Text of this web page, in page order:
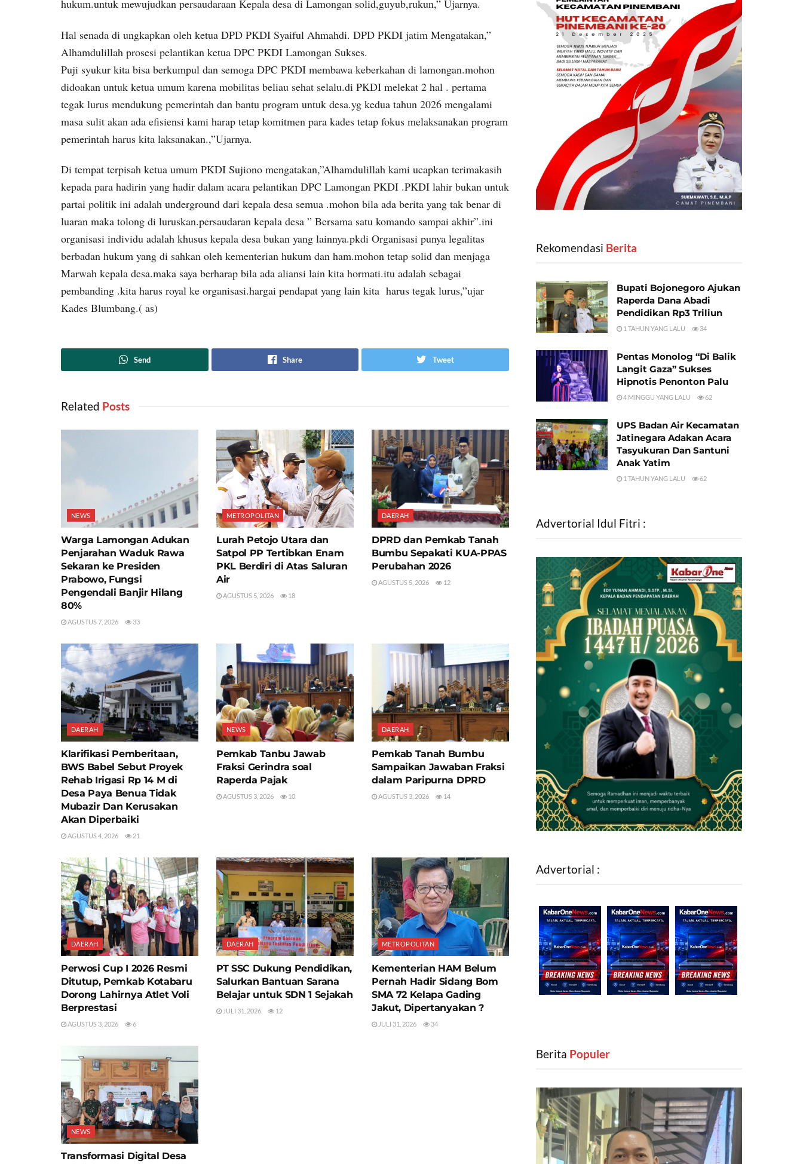
hukum.untuk mewujudkan persaudaraan Kepala desa di Lamongan solid,guyub,rukun,” Ujarnya.
Hal senada di ungkapkan oleh ketua DPD PKDI Syaiful Ahmahdi. DPD PKDI jatim Mengatakan,”
Alhamdulillah prosesi pelantikan ketua DPC PKDI Lamongan Sukses.
Puji syukur kita bisa berkumpul dan semoga DPC PKDI membawa keberkahan di lamongan.mohon
didoakan untuk ketua umum karena mobilitas beliau sehat selalu.di PKDI melekat 2 hal . pertama
tegak lurus mendukung pemerintah dan bantu program untuk desa.yg kedua tahun 2026 mengalami
masa sulit akan ada efisiensi kami harap tetap komitmen para kades tetap fokus melaksanakan program
pemerintah harus kita laksanakan.,”Ujarnya.
Di tempat terpisah ketua umum PKDI Sujiono mengatakan,”Alhamdulillah kami ucapkan terimakasih
kepada para hadirin yang hadir dalam acara pelantikan DPC Lamongan PKDI .PKDI lahir bukan untuk
partai politik ini adalah underground dari kepala desa semua .mohon bila ada berita yang tak benar di
luaran maka tolong di luruskan.persaudaran kepala desa ” Bersama satu komando sampai akhir”.ini
organisasi individu adalah khusus kepala desa bukan yang lainnya.pkdi Organisasi punya legalitas
berbadan hukum yang di sahkan oleh kementerian hukum dan ham.mohon tetap solid dan menjaga
Marwah kepala desa.maka saya berharap bila ada aliansi lain kita hormati.itu adalah sebagai
pembanding .kita harus royal ke organisasi.hargai pendapat yang lain kita harus tegak lurus,”ujar
Kades Blumbang.( as)
Send Share Tweet
Related ‎ Posts
NEWS
Warga Lamongan Adukan
Penjarahan Waduk Rawa
Sekaran ke Presiden
Prabowo, Fungsi
Pengendali Banjir Hilang
80%
AGUSTUS 7, 2026 33
METROPOLITAN
Lurah Petojo Utara dan
Satpol PP Tertibkan Enam
PKL Berdiri di Atas Saluran
Air
AGUSTUS 5, 2026 18
DAERAH
DPRD dan Pemkab Tanah
Bumbu Sepakati KUA-PPAS
Perubahan 2026
AGUSTUS 5, 2026 12
DAERAH
Klarifikasi Pemberitaan,
BWS Babel Sebut Proyek
Rehab Irigasi Rp 14 M di
Desa Paya Benua Tidak
Mubazir Dan Kerusakan
Akan Diperbaiki
AGUSTUS 4, 2026 21
NEWS
Pemkab Tanbu Jawab
Fraksi Gerindra soal
Raperda Pajak
AGUSTUS 3, 2026 10
DAERAH
Pemkab Tanah Bumbu
Sampaikan Jawaban Fraksi
dalam Paripurna DPRD
AGUSTUS 3, 2026 14
DAERAH
Perwosi Cup I 2026 Resmi
Ditutup, Pemkab Kotabaru
Dorong Lahirnya Atlet Voli
Berprestasi
AGUSTUS 3, 2026 6
DAERAH
PT SSC Dukung Pendidikan,
Salurkan Bantuan Sarana
Belajar untuk SDN 1 Sejakah
JULI 31, 2026 12
METROPOLITAN
Kementerian HAM Belum
Pernah Hadir Sidang Bom
SMA 72 Kelapa Gading
Jakut, Dipertanyakan ?
JULI 31, 2026 34
NEWS
Transformasi Digital Desa
Rekomendasi ‎ Berita
Bupati Bojonegoro Ajukan
Raperda Dana Abadi
Pendidikan Rp3 Triliun
1 TAHUN YANG LALU 34
Pentas Monolog “Di Balik
Langit Gaza” Sukses
Hipnotis Penonton Palu
4 MINGGU YANG LALU 62
UPS Badan Air Kecamatan
Jatinegara Adakan Acara
Tasyukuran Dan Santuni
Anak Yatim
1 TAHUN YANG LALU 62
Advertorial Idul Fitri :
Advertorial :
Berita ‎ Populer